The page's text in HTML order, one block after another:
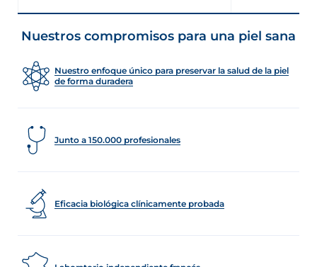
Nuestros compromisos para una piel sana
Nuestro enfoque único para preservar la salud de la piel
de forma duradera
Junto a 150.000 profesionales
Eficacia biológica clínicamente probada